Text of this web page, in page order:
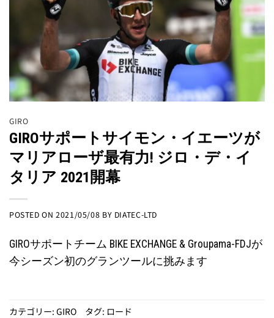
GIRO
GIROサポートサイモン・イエーツが
マリアローザ最有力! ジロ・デ・イ
タリア 2021開幕
POSTED ON2021/05/08 BY DIATEC-LTD
GIROサポートチーム BIKE EXCHANGE & Groupama-FDJが
今シーズン初のグランツールに挑みます
カテゴリー: GIRO タグ: ロード